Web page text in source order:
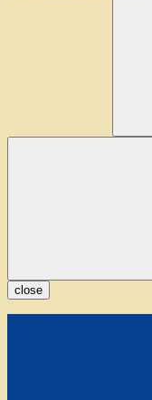
close